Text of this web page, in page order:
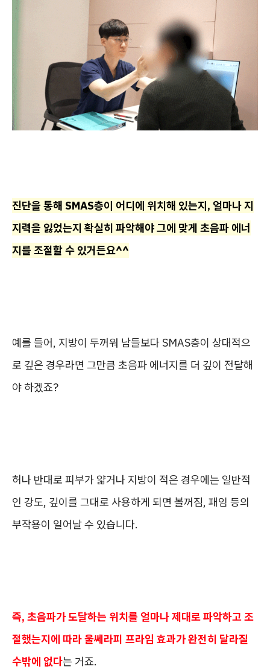
진단을 통해 SMAS층이 어디에 위치해 있는지, 얼마나 지
지력을 잃었는지 확실히 파악해야 그에 맞게 초음파 에너
지를 조절할 수 있거든요^^
예를 들어, 지방이 두꺼워 남들보다 SMAS층이 상대적으
로 깊은 경우라면 그만큼 초음파 에너지를 더 깊이 전달해
야 하겠죠?
허나 반대로 피부가 얇거나 지방이 적은 경우에는 일반적
인 강도, 깊이를 그대로 사용하게 되면 볼꺼짐, 패임 등의
부작용이 일어날 수 있습니다.
즉, 초음파가 도달하는 위치를 얼마나 제대로 파악하고 조
절했는지에 따라 울쎄라피 프라임 효과가 완전히 달라질
수밖에 없다는 거죠.